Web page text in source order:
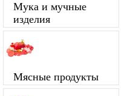
Мука и мучные
изделия
Мясные продукты